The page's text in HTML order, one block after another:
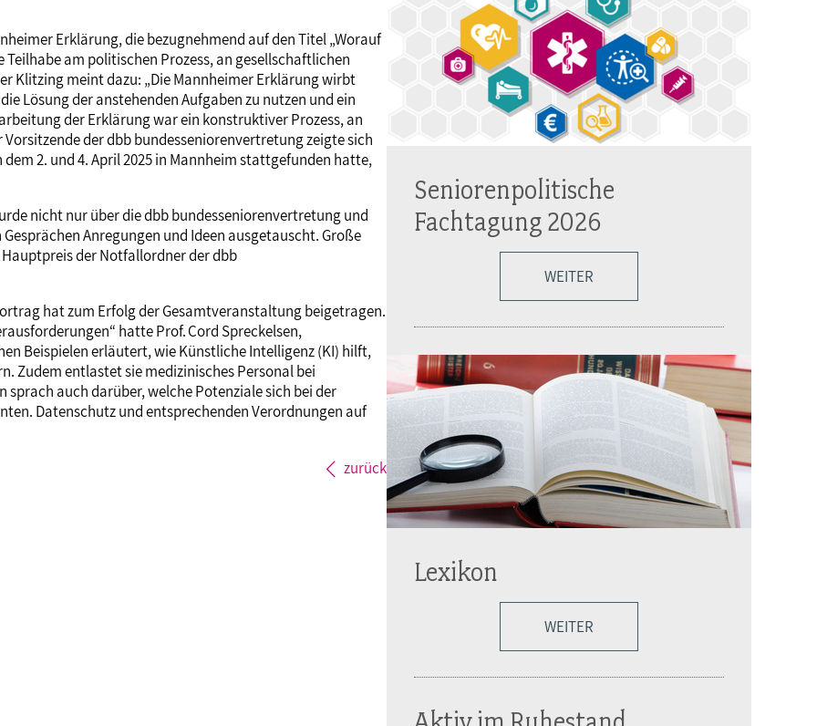
Erklärung, die bezugnehmend auf den Titel „Worauf
am politischen Prozess, an gesellschaftlichen
Klitzing meint dazu: „Die Mannheimer Erklärung wirbt
Lösung der anstehenden Aufgaben zu nutzen und ein
der Erklärung war ein konstruktiver Prozess, an
der dbb bundesseniorenvertretung zeigte sich
2. und 4. April 2025 in Mannheim stattgefunden hatte,
nicht nur über die dbb bundesseniorenvertretung und
Anregungen und Ideen ausgetauscht. Große
Hauptpreis der Notfallordner der dbb
hat zum Erfolg der Gesamtveranstaltung beigetragen.
hatte Prof. Cord Spreckelsen,
Beispielen erläutert, wie Künstliche Intelligenz (KI) hilft,
Zudem entlastet sie medizinisches Personal bei
auch darüber, welche Potenziale sich bei der
Datenschutz und entsprechenden Verordnungen auf
zurück
Seniorenpolitische
Fachtagung 2026
WEITER
Lexikon
WEITER